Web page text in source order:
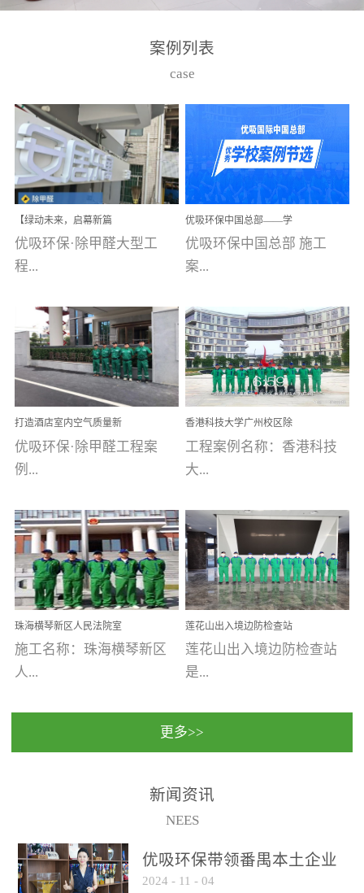
高技能的团队。汇聚了众
取得了多项产品技术专利
和多项国家版权局著作
权，获得高新技术企业称
号。生产优势自主生产自
给自足，优吸公司于2015
在广州番禺区成功建立产
品线生产基地，工厂拥有
自动化生产设备和成熟的
选择源头源材料、严控产
品质量，我们每一批的生
产产品都经过严格的质检
程序；生产车间为优吸总
部和全国分支机构生产光
触媒、净醛王、祛味剂等
优吸系列产品，保质保量
完成生产任务，确保全国
求。资质优势团队优势分
支优势优吸环保是一棵正
茁壮成长的树，只要我们
人人都爱护她、珍惜她、
她将越来越枝繁叶茂，终
将会成为一棵参天大树！
优吸环保截止2020年拥有
全国600家网点分支机构。
案例列表
case
【绿动未来，启幕新篇
章】优吸环保中标深圳安
居乐寓，超大型工装室内
空气治理项目顺利启航，
优吸环保·除甲醛大型工
程...
案例【深圳安居乐寓】室
内空气治理项目深圳安居
乐寓 深圳市安居乐寓
为深圳安居集团旗下城...
优吸环保中国总部——学
校施工案例(节选)
优吸环保中国总部 施工
案...
例(学校工装节选)广州南沙
小学(珠江湾校区)项目地
址：广州市南沙区海滨路
南沙珠江湾江门市蓬江区
禾...
打造酒店室内空气质量新
标杆——优吸环保·标杆之
作：东莞美豪雅致酒店室
内空气治理工程纪实
优吸环保·除甲醛工程案
例...
【东莞美豪雅致酒店】室
内空气治理项目东莞美豪
雅致酒店 东莞美豪雅
致酒店是为中高端人士...
香港科技大学广州校区除
甲醛项目圆满完成
工程案例名称：香港科技
大...
学广州校区室内空气治
理 工程案例地址：广
州南沙区·香港科技大学(广
州)校区 工程案...
珠海横琴新区人民法院室
内除甲醛空气治理项目
施工名称：珠海横琴新区
人...
民法院室内除甲醛空气治
保施工日期：2020年1月珠
莲花山出入境边防检查站
室内除甲醛空气治理项目
莲花山出入境边防检查站
是...
国家通过设在对外开放口
（及各出入境边防检查
更多>>
新闻资讯
NEES
优吸环保带领番禺本​土企业
勇敢破局向“新”
2024 - 11 - 04